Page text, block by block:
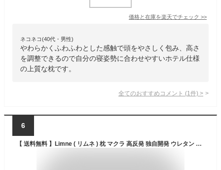
価格と在庫を楽天でチェック >>
ネコネコ(40代・男性)
やわらかくふわふわとした感触で頭をやさしく包み、高さ
を調整できるので自分の寝姿勢に合わせやすいホテル仕様
の上質な枕です。
全てのおすすめコメント (1 件) >
6
【 送料無料 】Limne ( リムネ ) 枕 マクラ 高反発 独自開発 ウレタン 大きめ 低め 柔らかい 睡眠 快眠枕 安眠枕 厚さ9cm 寝心地 通気性